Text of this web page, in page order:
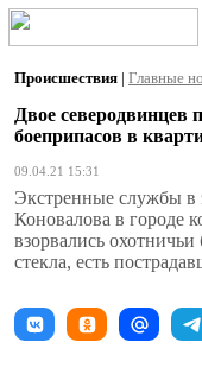
Происшествия | Главные
Двое северодвинцев
боеприпасов в
09.04.21 15:31
Экстренные службы в
Коновалова в городе
взорвались
стекла, есть